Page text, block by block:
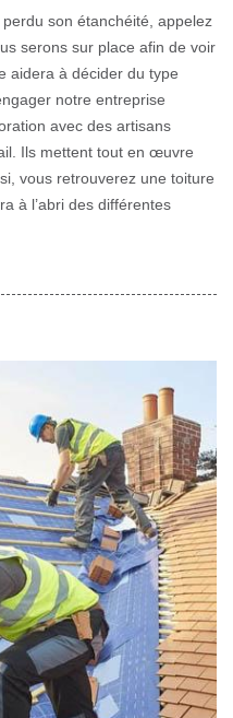
son étanchéité, appelez
serons sur place afin de voir
aidera à décider du type
notre entreprise
avec des artisans
Ils mettent tout en œuvre
vous retrouverez une toiture
à l’abri des différentes